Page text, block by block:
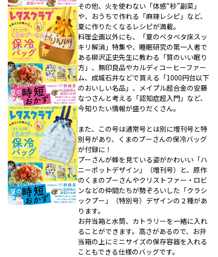
その他、火を使わない「体感“秒”副菜」
や、おうちで作れる「麻辣レシピ」など、
夏に作りたくなるレシピが満載。
料理企画以外にも、「夏のベタベタ床スッ
キリ解消」特集や、睡眠研究の第一人者で
ある柳沢正史先生に教わる「質のいい眠り
方」、無印良品やカルディコーヒーファー
ム、成城石井などで買える「1000円台以下
のおいしい名品」、メイプル超合金の安藤
なつさんと考える「認知症超入門」など、
今知りたい情報が盛りだくさん。
また、この号は通常号とは別に増刊号と特
別号があり、くまのプーさんの保冷バッグ
が付録に！
プーさんが蜂を見ている姿がかわいい「ハ
ニーポットデザイン」（増刊号）と、原作
のくまのプーさんやクリストファー・ロビ
ンなどの仲間たちが勢ぞろいした「クラシ
ックプー」（特別号）デザインの２種があ
ります。
お弁当箱と水筒、カトラリーを一緒に入れ
ることができます。高さがあるので、お弁
当箱の上にミニサイズの保存容器を入れる
こともできる仕様のバッグです。